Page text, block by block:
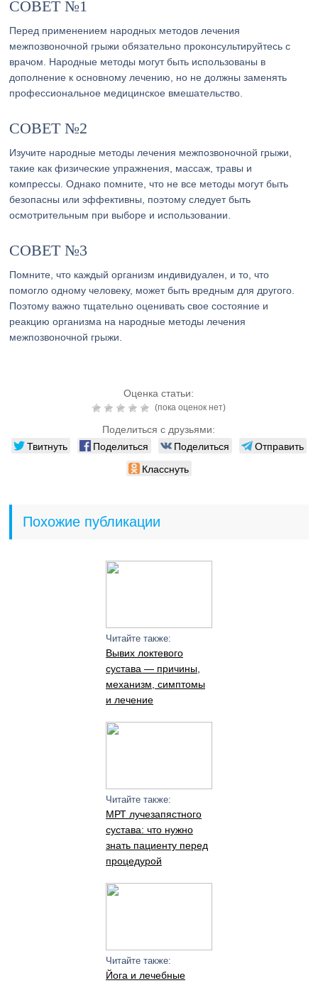
СОВЕТ №1
Перед применением народных методов лечения
межпозвоночной грыжи обязательно проконсультируйтесь с
врачом. Народные методы могут быть использованы в
дополнение к основному лечению, но не должны заменять
профессиональное медицинское вмешательство.
СОВЕТ №2
Изучите народные методы лечения межпозвоночной грыжи,
такие как физические упражнения, массаж, травы и
компрессы. Однако помните, что не все методы могут быть
безопасны или эффективны, поэтому следует быть
осмотрительным при выборе и использовании.
СОВЕТ №3
Помните, что каждый организм индивидуален, и то, что
помогло одному человеку, может быть вредным для другого.
Поэтому важно тщательно оценивать свое состояние и
реакцию организма на народные методы лечения
межпозвоночной грыжи.
Оценка статьи:
(пока оценок нет)
Поделиться с друзьями:
Твитнуть Поделиться Поделиться
Отправить
Класснуть
Похожие публикации
Читайте также:
Вывих локтевого
сустава — причины,
механизм, симптомы
и лечение
Читайте также:
МРТ лучезапястного
сустава: что нужно
знать пациенту перед
процедурой
Читайте также:
Йога и лечебные